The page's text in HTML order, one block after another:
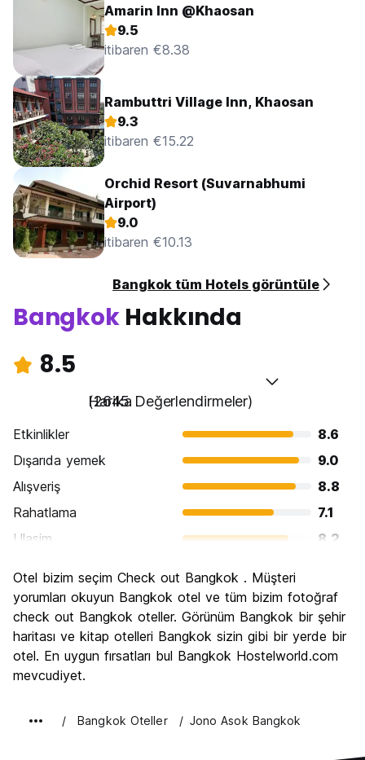
Amarin Inn @Khaosan
9.5
itibaren €8.38
Rambuttri Village Inn, Khaosan
9.3
itibaren €15.22
Orchid Resort (Suvarnabhumi
Airport)
9.0
itibaren €10.13
Bangkok tüm Hotels görüntüle
BangkokHakkında
8.5
Harika
(2645 Değerlendirmeler)
Etkinlikler
8.6
Dışarıda yemek
9.0
Alışveriş
8.8
Rahatlama
7.1
Ulasim
8.2
Kültür
8.8
Gece hayatı
8.6
Ekonomik
8.6
Otel bizim seçim Check out Bangkok . Müşteri
yorumları okuyun Bangkok otel ve tüm bizim fotoğraf
check out Bangkok oteller. Görünüm Bangkok bir şehir
haritası ve kitap otelleri Bangkok sizin gibi bir yerde bir
otel. En uygun fırsatları bul Bangkok Hostelworld.com
mevcudiyet.
Bangkok Oteller Jono Asok Bangkok